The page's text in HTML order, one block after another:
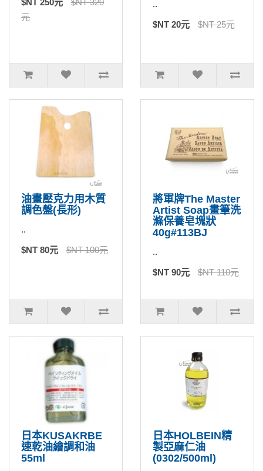
$NT 250元
$NT 320
元
..
$NT 20元 $NT 25元
油畫壓克力用木質
調色盤(長形)
..
$NT 80元 $NT 100元
將軍牌The Master
Artist Soap畫筆洗
滌保養皂塊狀
40g#113BJ
..
$NT 90元 $NT 110元
日本KUSAKRBE
速乾油繪調和油
55ml
日本HOLBEIN精
製亞麻仁油
(0302/500ml)